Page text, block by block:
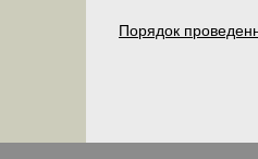
Порядок